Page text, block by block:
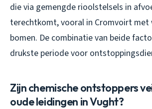
die via gemengde rioolstelsels in
terechtkomt, vooral in Cromvoirt met
bomen. De combinatie van beide
drukste periode voor
Zijn chemische ontstoppers
oude leidingen in Vught?